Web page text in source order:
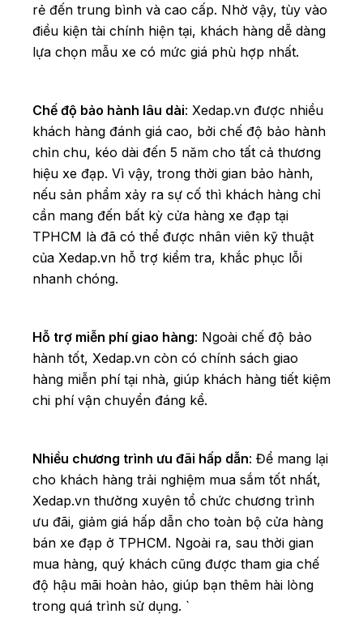
rẻ đến trung bình và cao cấp. Nhờ vậy, tùy vào
điều kiện tài chính hiện tại, khách hàng dễ dàng
lựa chọn mẫu xe có mức giá phù hợp nhất.
Chế độ bảo hành lâu dài: Xedap.vn được nhiều
khách hàng đánh giá cao, bởi chế độ bảo hành
chỉn chu, kéo dài đến 5 năm cho tất cả thương
hiệu xe đạp. Vì vậy, trong thời gian bảo hành,
nếu sản phẩm xảy ra sự cố thì khách hàng chỉ
cần mang đến bất kỳ cửa hàng xe đạp tại
TPHCM là đã có thể được nhân viên kỹ thuật
của Xedap.vn hỗ trợ kiểm tra, khắc phục lỗi
nhanh chóng.
Hỗ trợ miễn phí giao hàng: Ngoài chế độ bảo
hành tốt, Xedap.vn còn có chính sách giao
hàng miễn phí tại nhà, giúp khách hàng tiết kiệm
chi phí vận chuyển đáng kể.
Nhiều chương trình ưu đãi hấp dẫn: Để mang lại
cho khách hàng trải nghiệm mua sắm tốt nhất,
Xedap.vn thường xuyên tổ chức chương trình
ưu đãi, giảm giá hấp dẫn cho toàn bộ cửa hàng
bán xe đạp ở TPHCM. Ngoài ra, sau thời gian
mua hàng, quý khách cũng được tham gia chế
độ hậu mãi hoàn hảo, giúp bạn thêm hài lòng
trong quá trình sử dụng. `